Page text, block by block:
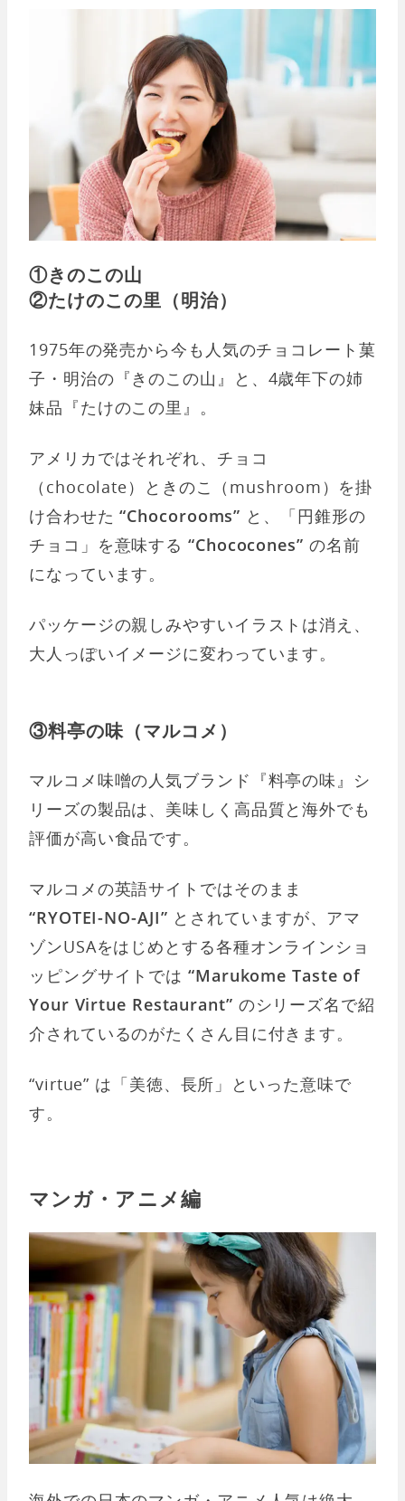
①きのこの山
②たけのこの里（明治）
1975年の発売から今も人気のチョコレート菓
子・明治の『きのこの山』と、4歳年下の姉
妹品『たけのこの里』。
アメリカではそれぞれ、チョコ
（chocolate）ときのこ（mushroom）を掛
け合わせた“Chocorooms” と、「円錐形の
チョコ」を意味する “Chococones” の名前
になっています。
パッケージの親しみやすいイラストは消え、
大人っぽいイメージに変わっています。
③料亭の味（マルコメ）
マルコメ味噌の人気ブランド『料亭の味』シ
リーズの製品は、美味しく高品質と海外でも
評価が高い食品です。
マルコメの英語サイトではそのまま
“RYOTEI-NO-AJI” とされていますが、アマ
ゾンUSAをはじめとする各種オンラインショ
ッピングサイトでは “Marukome Taste of
Your Virtue Restaurant” のシリーズ名で紹
介されているのがたくさん目に付きます。
“virtue” は「美徳、長所」といった意味で
す。
マンガ・アニメ編